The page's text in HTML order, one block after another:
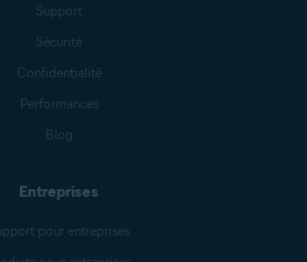
Support
Sécurité
Confidentialité
Performances
Blog
Entreprises
pour entreprises